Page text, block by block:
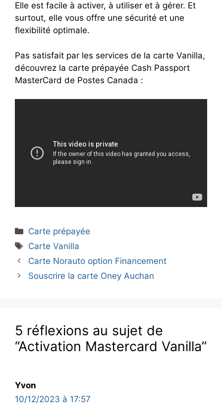
Elle est facile à activer, à utiliser et à gérer. Et
surtout, elle vous offre une sécurité et une
flexibilité optimale.
Pas satisfait par les services de la carte Vanilla,
découvrez la carte prépayée Cash Passport
MasterCard de Postes Canada :
Catégories
Carte prépayée
Étiquettes
Carte Vanilla
Carte Norauto option Financement
Souscrire la carte Oney Auchan
5 réflexions au sujet de
“Activation Mastercard Vanilla”
Yvon
10/12/2023 à 17:57